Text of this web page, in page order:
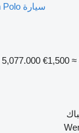
سيارة Volkswagen Polo
€1,500 ≈